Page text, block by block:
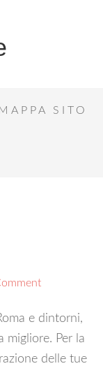
MAPPA SITO
e dintorni,
migliore. Per la
delle tue